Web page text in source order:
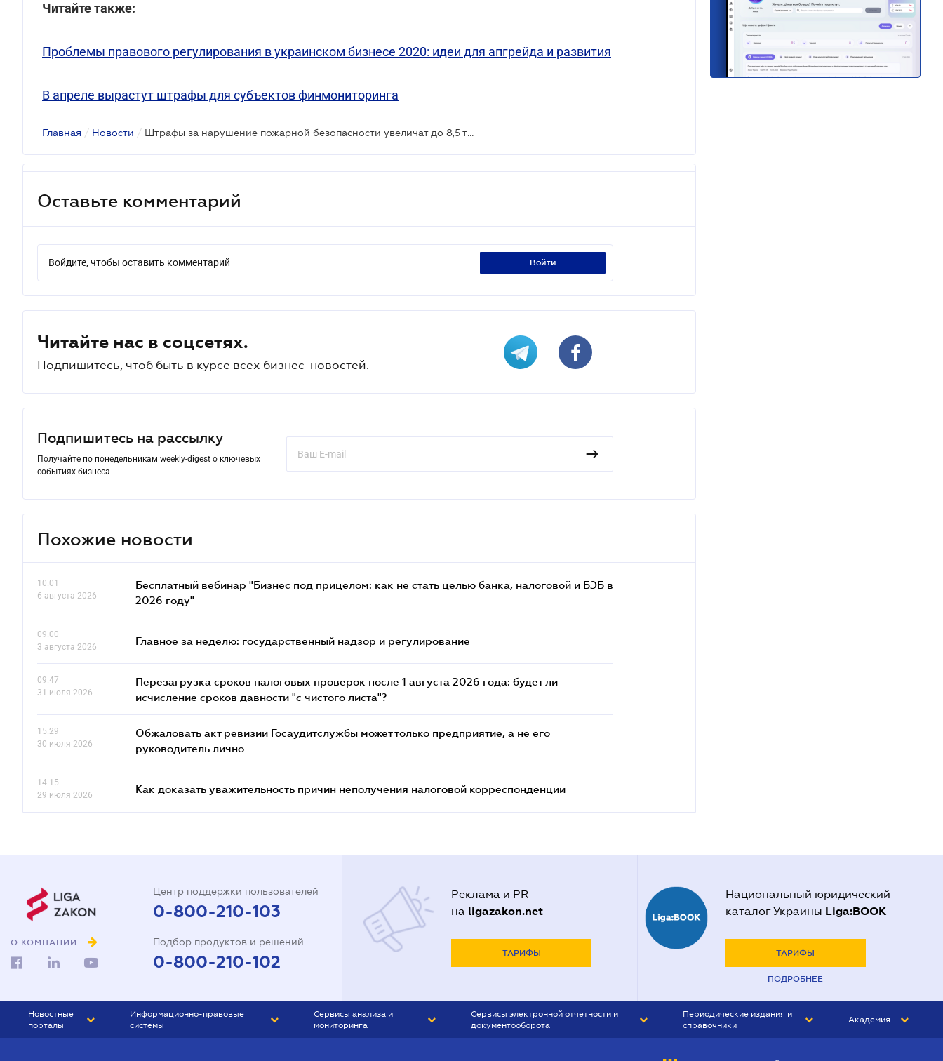
Читайте также:
Проблемы правового регулирования в украинском бизнесе 2020: идеи для апгрейда и развития
В апреле вырастут штрафы для субъектов финмониторинга
Главная / Новости / Штрафы за нарушение пожарной безопасности увеличат до 8,5 тыс грн
Оставьте комментарий
Войдите, чтобы оставить комментарий войти
Читайте нас в соцсетях.
Подпишитесь, чтоб быть в курсе всех бизнес-новостей.
Подпишитесь на рассылку
Получайте по понедельникам weekly-digest о ключевых
событиях бизнеса
Похожие новости
10.01
6 августа 2026
Бесплатный вебинар "Бизнес под прицелом: как не стать целью банка, налоговой и БЭБ в
2026 году"
09.00
3 августа 2026
Главное за неделю: государственный надзор и регулирование
09.47
31 июля 2026
Перезагрузка сроков налоговых проверок после 1 августа 2026 года: будет ли
исчисление сроков давности "с чистого листа"?
15.29
30 июля 2026
Обжаловать акт ревизии Госаудитслужбы может только предприятие, а не его
руководитель лично
14.15
29 июля 2026
Как доказать уважительность причин неполучения налоговой корреспонденции
О КОМПАНИИ
Центр поддержки пользователей
0-800-210-103
Подбор продуктов и решений
0-800-210-102
Реклама и PR
на ligazakon.net
ТАРИФЫ
Национальный юридический
каталог Украины Liga:BOOK
ТАРИФЫ
ПОДРОБНЕЕ
Новостные
порталы
Информационно-правовые
системы
Сервисы анализа и
мониторинга
Сервисы электронной отчетности и
документооборота
Периодические издания и
справочники
Академия